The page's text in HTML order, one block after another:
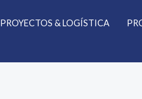
PROYECTOS & LOGÍSTICA